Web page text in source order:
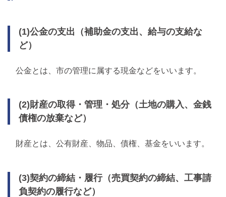
(1)公金の支出（補助金の支出、給与の支給な
ど）
公金とは、市の管理に属する現金などをいいます。
(2)財産の取得・管理・処分（土地の購入、金銭
債権の放棄など）
財産とは、公有財産、物品、債権、基金をいいます。
(3)契約の締結・履行（売買契約の締結、工事請
負契約の履行など）